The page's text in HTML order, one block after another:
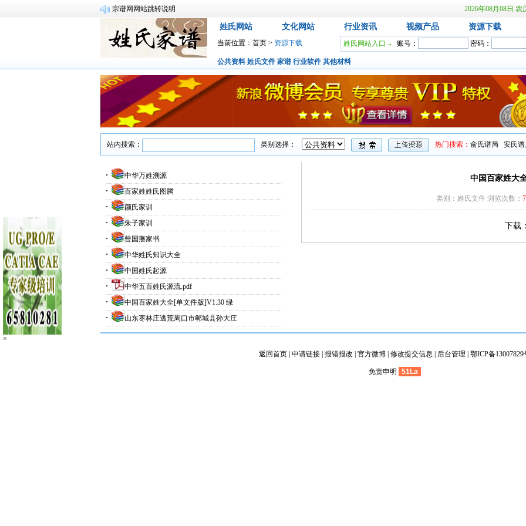
宗谱网网站跳转说明 2026年08月08日
姓氏网站 文化网站 行业资讯 视频产品 资源下载
当前位置： 首页 > 资源下载 姓氏网站入口→ 账号： 密码：
公共资料 姓氏文件 家谱 行业软件 其他材料
×
站内搜索： 类别选择： 热门搜索： 俞氏谱局 安氏
中华万姓溯源
百家姓姓氏图腾
颜氏家训
朱子家训
曾国藩家书
中华姓氏知识大全
中国姓氏起源
中华五百姓氏源流.pdf
中国百家姓大全[单文件版]V1.30 绿
山东枣林庄逃荒周口市郸城县孙大庄
中国百家姓大
类别：姓氏文件 浏览次数：
下载
返回首页| 申请链接| 报错报改 官方微博| 修改提交信息 后台管理 鄂ICP备13007829
免责申明 51La